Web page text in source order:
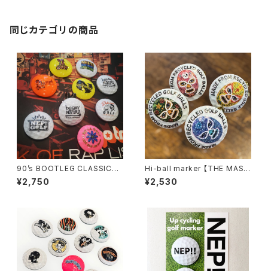
同じカテゴリの商品
90’s BOOTLEG CLASSICS
MARKER 2nd 選べる2個セッ
ト（キャップホルダー付き）
¥2,750
Hi-ball marker 【THE MAS
K】 全4種から選べる2個セット
¥2,530